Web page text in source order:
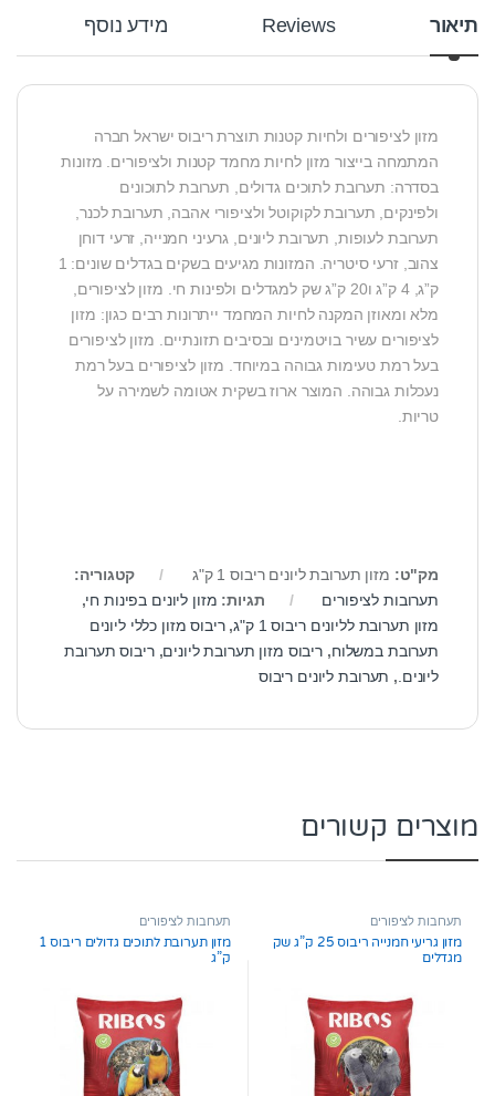
תיאור Reviews מידע נוסף
מזון לציפורים ולחיות קטנות תוצרת ריבוס ישראל חברה
המתמחה בייצור מזון לחיות מחמד קטנות ולציפורים. מזונות
בסדרה: תערובת לתוכים גדולים, תערובת לתוכונים
ולפינקים, תערובת לקוקוטל ולציפורי אהבה, תערובת לכנר,
תערובת לעופות, תערובת ליונים, גרעיני חמנייה, זרעי דוחן
צהוב, זרעי סיטריה. המזונות מגיעים בשקים בגדלים שונים: 1
ק”ג, 4 ק”ג ו20 ק”ג שק למגדלים ולפינות חי. מזון לציפורים,
מלא ומאוזן המקנה לחיות המחמד ייתרונות רבים כגון: מזון
לציפורים עשיר בויטמינים ובסיבים תזונתיים. מזון לציפורים
בעל רמת טעימות גבוהה במיוחד. מזון לציפורים בעל רמת
נעכלות גבוהה. המוצר ארוז בשקית אטומה לשמירה על
טריות.
מק"ט: מזון תערובת ליונים ריבוס 1 ק"ג
קטגוריה:
תערובות לציפורים
תגיות: מזון ליונים בפינות חי,
מזון תערובת לליונים ריבוס 1 ק"ג
,ריבוס מזון כללי ליונים
תערובת במשלוח, ריבוס מזון תערובת ליונים,ריבוס תערובת
ליונים., תערובת ליונים ריבוס
מוצרים קשורים
תערובות לציפורים
מזון גריעי חמנייה ריבוס 25 ק”ג שק
מגדלים
תערובות לציפורים
מזון תערובת לתוכים גדולים ריבוס 1
ק”ג